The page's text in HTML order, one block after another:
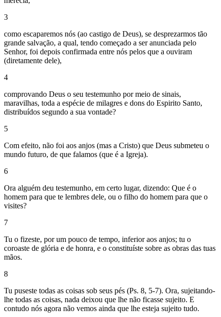
3
como escaparemos nós (ao castigo de Deus), se desprezarmos tão
grande salvação, a qual, tendo começado a ser anunciada pelo
Senhor, foi depois confirmada entre nós pelos que a ouviram
(diretamente dele),
4
comprovando Deus o seu testemunho por meio de sinais,
maravilhas, toda a espécie de milagres e dons do Espirito Santo,
distribuídos segundo a sua vontade?
5
Com efeito, não foi aos anjos (mas a Cristo) que Deus submeteu o
mundo futuro, de que falamos (que é a Igreja).
6
Ora alguém deu testemunho, em certo lugar, dizendo: Que é o
homem para que te lembres dele, ou o filho do homem para que o
visites?
7
Tu o fizeste, por um pouco de tempo, inferior aos anjos; tu o
coroaste de glória e de honra, e o constituíste sobre as obras das tuas
mãos.
8
Tu puseste todas as coisas sob seus pés (Ps. 8, 5-7). Ora, sujeitando-
lhe todas as coisas, nada deixou que lhe não ficasse sujeito. E
contudo nós agora não vemos ainda que lhe esteja sujeito tudo.